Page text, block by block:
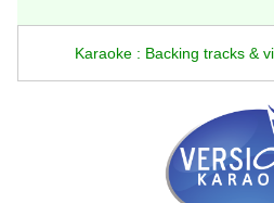
Karaoke : Backing tracks &